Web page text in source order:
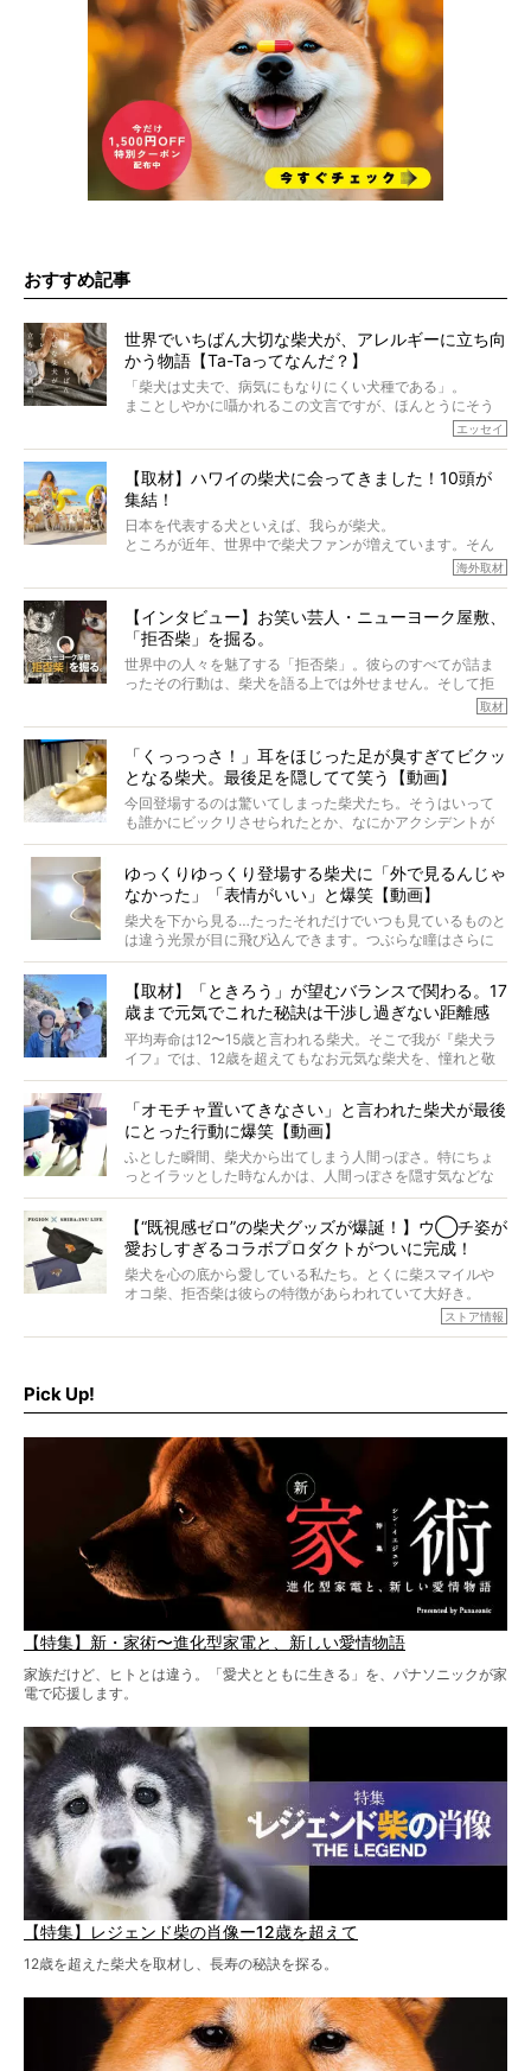
おすすめ記事
世界でいちばん大切な柴犬が、アレルギーに立ち向
かう物語【Ta-Taってなんだ？】
「柴犬は丈夫で、病気にもなりにくい犬種である」。
まことしやかに囁かれるこの文言ですが、ほんとうにそう
でも、いざそれぞれの個体を見ていくと、丈夫で病気にも
なりにくい、とは言えないような気もするのです。
実際に「病気にならない」などということはないし、飼い
主はそのためにやるべきことがある。
今回は、柴犬に関わる方たちすべてに読んで欲しい、ある
語でした。
※画像はすべてイメージです
※この記事は個人の感想であり、効果・効能を示すものではありません
エッセイ
【取材】ハワイの柴犬に会ってきました！10頭が
集結！
日本を代表する犬といえば、我らが柴犬。
ところが近年、世界中で柴犬ファンが増えています。そん
な中「柴犬ライフ」が目をつけたのは、南の楽園ハワイ。
そんな噂を聞きつけ、今回はハワイの柴犬たちを取材して
きました！
海外取材
【インタビュー】お笑い芸人・ニューヨーク屋敷、
「拒否柴」を掘る。
世界中の人々を魅了する「拒否柴」。彼らのすべてが詰ま
ったその行動は、柴犬を語る上では外せません。そして拒
否柴がここまで話題になるのは、“映える”ことも理由のひと
がるのでしょうか。
最近版画製作を始めた、お笑いコンビ「ニューヨーク」の
屋敷裕政さんに、拒否柴を掘っていただきました！ イン
タビューと合わせてご覧ください。
取材
「くっっっさ！」耳をほじった足が臭すぎてビクッ
となる柴犬。最後足を隠してて笑う【動画】
今回登場するのは驚いてしまった柴犬たち。そうはいって
も誰かにビックリさせられたとか、なにかアクシデントが
起きたとか、そういうことが原因ではありません。全ての
ゆっくりゆっくり登場する柴犬に「外で見るんじゃ
なかった」「表情がいい」と爆笑【動画】
柴犬を下から見る…たったそれだけでいつも見ているものと
は違う光景が目に飛び込んできます。つぶらな瞳はさらに
つぶらに見え、モフモフのお顔はさらにモフモフに見えま
【取材】「ときろう」が望むバランスで関わる。17
歳まで元気でこれた秘訣は干渉し過ぎない距離感
#38ときろう
平均寿命は12〜15歳と言われる柴犬。そこで我が『柴犬ラ
イフ』では、12歳を超えてもなお元気な柴犬を、憧れと敬
意を込めて“レジェンド柴”と呼んでいます。 この特集で
ォーカスし、その元気の秘訣や、老犬と暮らすうえで大切
だと思うことを、オーナーさんに語っていただきます。今
回登場してくれたのは、17歳のときろうくん。小さい頃か
ら食が細かったため、何でも食べさせてきたということで
「オモチャ置いてきなさい」と言われた柴犬が最後
にとった行動に爆笑【動画】
ふとした瞬間、柴犬から出てしまう人間っぽさ。特にちょ
っとイラッとした時なんかは、人間っぽさを隠す気などな
いように見えます。もしかして本当の本当は、中身は人間
【“既視感ゼロ”の柴犬グッズが爆誕！】ウ◯チ姿が
愛おしすぎるコラボプロダクトがついに完成！
柴犬を心の底から愛している私たち。とくに柴スマイルや
オコ柴、拒否柴は彼らの特徴があらわれていて大好き。
でもちょっと待て…もうひとつ、忘れてはならない愛おしい
ストア情報
Pick Up!
【特集】新・家術〜進化型家電と、新しい愛情物語
家族だけど、ヒトとは違う。「愛犬とともに生きる」を、パナソニックが家
電で応援します。
【特集】レジェンド柴の肖像ー12歳を超えて
12歳を超えた柴犬を取材し、長寿の秘訣を探る。